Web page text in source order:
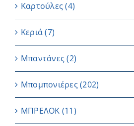
Καρτούλες (4)
Κεριά (7)
Μπαντάνες (2)
Μπομπονιέρες(202)
ΜΠΡΕΛΟΚ (11)